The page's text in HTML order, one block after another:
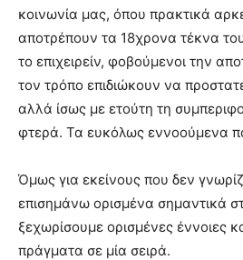
κοινωνία μας, όπου πρακτικά
αποτρέπουν τα 18χρονα τέκνα
το επιχειρείν, φοβούμενοι την
τον τρόπο επιδιώκουν να
αλλά ίσως με ετούτη τη
φτερά. Τα ευκόλως εννοούμενα
Όμως για εκείνους που δεν
επισημάνω ορισμένα σημαντικά
ξεχωρίσουμε ορισμένες έννοιες
πράγματα σε μία σειρά.